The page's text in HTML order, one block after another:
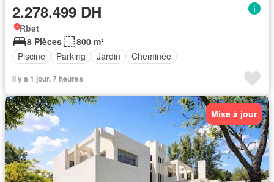
2.278.499 DH
Rbat
8 Pièces
800 m²
Piscine
Parking Jardin Cheminée
Il y a 1 jour, 7 heures
Mise à jour